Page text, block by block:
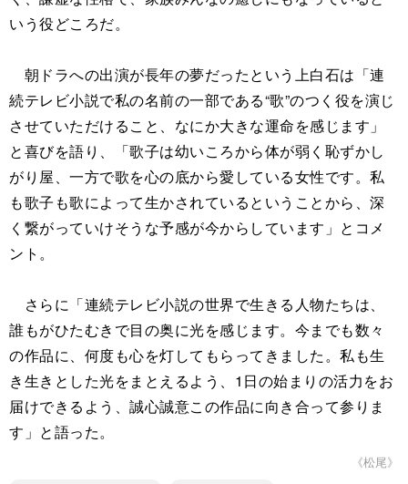
いう役どころだ。
朝ドラへの出演が長年の夢だったという上白石は「連
続テレビ小説で私の名前の一部である“歌”のつく役を演じ
させていただけること、なにか大きな運命を感じます」
と喜びを語り、「歌子は幼いころから体が弱く恥ずかし
がり屋、一方で歌を心の底から愛している女性です。私
も歌子も歌によって生かされているということから、深
く繋がっていけそうな予感が今からしています」とコメ
ント。
さらに「連続テレビ小説の世界で生きる人物たちは、
誰もがひたむきで目の奥に光を感じます。今までも数々
の作品に、何度も心を灯してもらってきました。私も生
き生きとした光をまとえるよう、1日の始まりの活力をお
届けできるよう、誠心誠意この作品に向き合って参りま
す」と語った。
《松尾》